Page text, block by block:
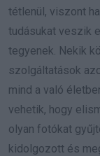
tétlenül, viszont
tudásukat veszik
tegyenek. Nekik
szolgáltatások
mind a való
vehetik, hogy
olyan fotókat
kidolgozott és